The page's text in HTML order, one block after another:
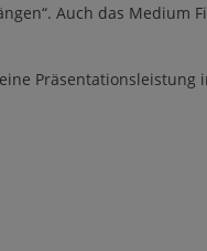
ngen“. Auch das Medium
Präsentationsleistung